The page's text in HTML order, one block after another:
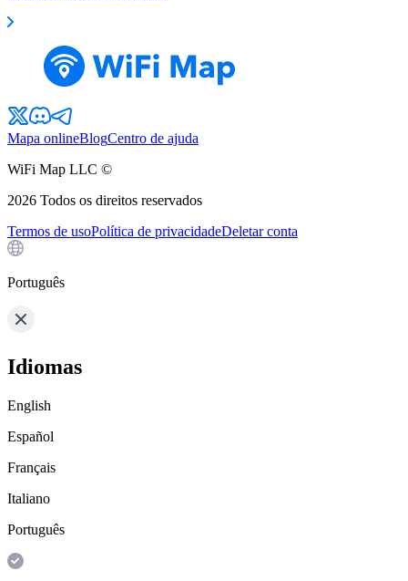
Mapa onlineBlogCentro de ajuda
WiFi Map LLC ©
2026 Todos os direitos reservados
Termos de usoPolítica de privacidadeDeletar conta
Português
Idiomas
English
Español
Français
Italiano
Português